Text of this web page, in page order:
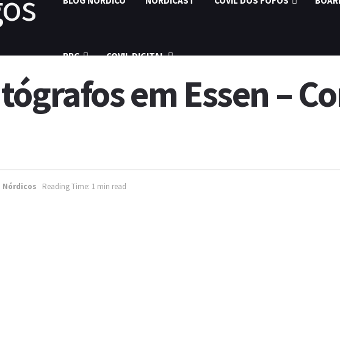
RPG COVIL DIGITAL
em Essen –
Nórdicos Reading Time: 1 min read